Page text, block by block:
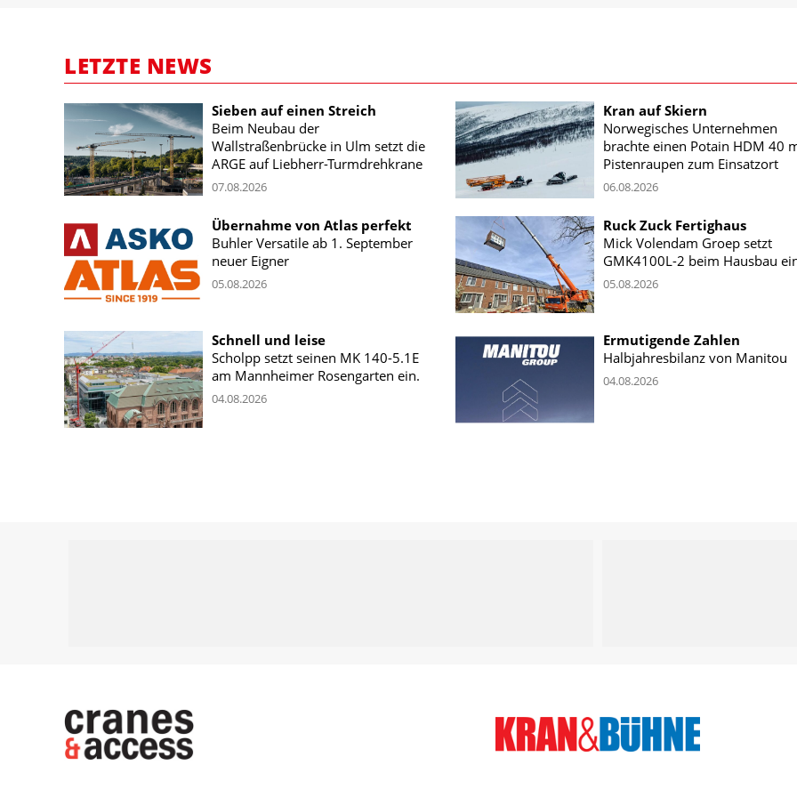
LETZTE NEWS
Sieben auf einen Streich
Beim Neubau der
Wallstraßenbrücke in Ulm setzt die
ARGE auf Liebherr-Turmdrehkrane
07.08.2026
Kran auf Skiern
Norwegisches Unternehmen
brachte einen Potain HDM 40
Pistenraupen zum Einsatzort
06.08.2026
Übernahme von Atlas perfekt
Buhler Versatile ab 1. September
neuer Eigner
05.08.2026
Ruck Zuck Fertighaus
Mick Volendam Groep setzt
GMK4100L-2 beim Hausbau
05.08.2026
Schnell und leise
Scholpp setzt seinen MK 140-5.1E
am Mannheimer Rosengarten ein.
04.08.2026
Ermutigende Zahlen
Halbjahresbilanz von Manitou
04.08.2026